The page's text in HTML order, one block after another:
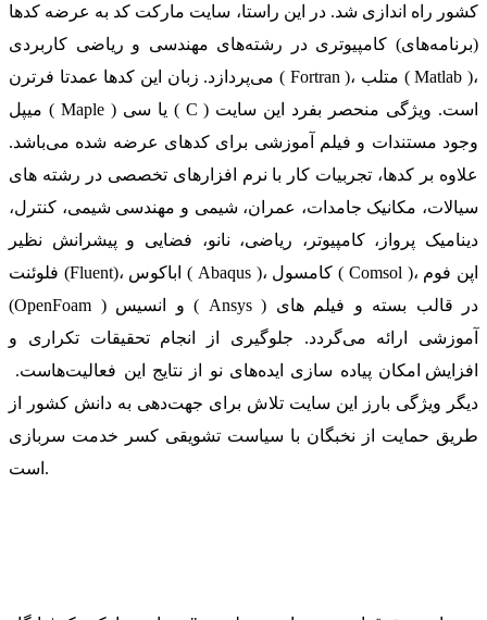
کشور راه اندازی شد. در این راستا، سایت مارکت کد به عرضه کدها
(برنامه‌های) کامپیوتری در رشته‌های مهندسی و ریاضی کاربردی
می‌پردازد. زبان این کدها عمدتا فرترن ( Fortran )، متلب ( Matlab )،
میپل ( Maple ) یا سی ( C ) است. ویژگی منحصر بفرد این سایت
وجود مستندات و فیلم آموزشی برای کدهای عرضه شده می‌باشد.
علاوه بر کدها، تجربیات کار با نرم افزارهای تخصصی در رشته های
سیالات، مکانیک جامدات، عمران، شیمی و مهندسی شیمی، کنترل،
دینامیک پرواز، کامپیوتر، ریاضی، نانو، فضایی و پیشرانش نظیر
فلوئنت (Fluent)، اباکوس ( Abaqus )، کامسول ( Comsol )، اپن فوم
(OpenFoam ) و انسیس ( Ansys ) در قالب بسته‌ و فیلم های
آموزشی ارائه می‌گردد. جلوگیری از انجام تحقیقات تکراری و
افزایش امکان پیاده سازی ایده‌های نو از نتایج این فعالیت‌هاست.
دیگر ویژگی بارز این سایت تلاش برای جهت‌دهی به دانش کشور از
طریق حمایت از نخبگان با سیاست تشویقی کسر خدمت سربازی
است.